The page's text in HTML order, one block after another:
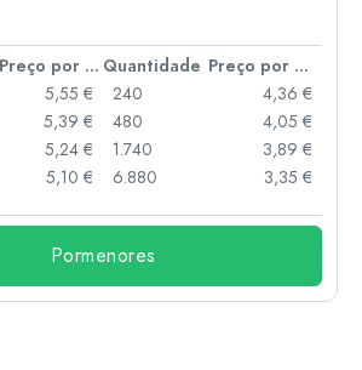
Preço por peça Quantidade
Preço por peça
5,55 €
5,39 €
5,24 €
5,10 €
240
4,36 €
480
4,05 €
1.740
3,89 €
6.880
3,35 €
Pormenores